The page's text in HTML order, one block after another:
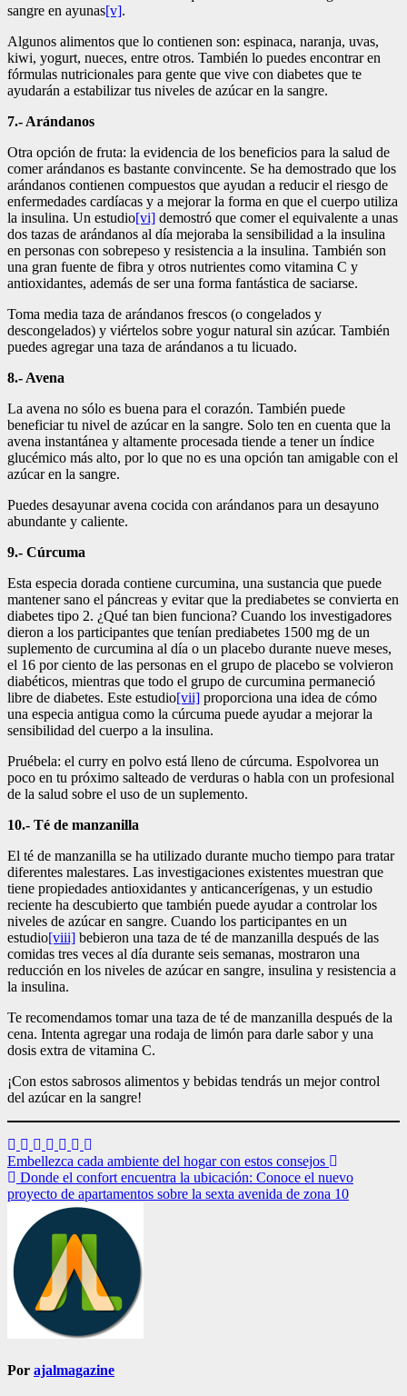
sangre en ayunas[v].
Algunos alimentos que lo contienen son: espinaca, naranja, uvas,
kiwi, yogurt, nueces, entre otros. También lo puedes encontrar en
fórmulas nutricionales para gente que vive con diabetes que te
ayudarán a estabilizar tus niveles de azúcar en la sangre.
7.- Arándanos
Otra opción de fruta: la evidencia de los beneficios para la salud de
comer arándanos es bastante convincente. Se ha demostrado que los
arándanos contienen compuestos que ayudan a reducir el riesgo de
enfermedades cardíacas y a mejorar la forma en que el cuerpo utiliza
la insulina. Un estudio[vi] demostró que comer el equivalente a unas
dos tazas de arándanos al día mejoraba la sensibilidad a la insulina
en personas con sobrepeso y resistencia a la insulina. También son
una gran fuente de fibra y otros nutrientes como vitamina C y
antioxidantes, además de ser una forma fantástica de saciarse.
Toma media taza de arándanos frescos (o congelados y
descongelados) y viértelos sobre yogur natural sin azúcar. También
puedes agregar una taza de arándanos a tu licuado.
8.- Avena
La avena no sólo es buena para el corazón. También puede
beneficiar tu nivel de azúcar en la sangre. Solo ten en cuenta que la
avena instantánea y altamente procesada tiende a tener un índice
glucémico más alto, por lo que no es una opción tan amigable con el
azúcar en la sangre.
Puedes desayunar avena cocida con arándanos para un desayuno
abundante y caliente.
9.- Cúrcuma
Esta especia dorada contiene curcumina, una sustancia que puede
mantener sano el páncreas y evitar que la prediabetes se convierta en
diabetes tipo 2. ¿Qué tan bien funciona? Cuando los investigadores
dieron a los participantes que tenían prediabetes 1500 mg de un
suplemento de curcumina al día o un placebo durante nueve meses,
el 16 por ciento de las personas en el grupo de placebo se volvieron
diabéticos, mientras que todo el grupo de curcumina permaneció
libre de diabetes. Este estudio[vii] proporciona una idea de cómo
una especia antigua como la cúrcuma puede ayudar a mejorar la
sensibilidad del cuerpo a la insulina.
Pruébela: el curry en polvo está lleno de cúrcuma. Espolvorea un
poco en tu próximo salteado de verduras o habla con un profesional
de la salud sobre el uso de un suplemento.
10.- Té de manzanilla
El té de manzanilla se ha utilizado durante mucho tiempo para tratar
diferentes malestares. Las investigaciones existentes muestran que
tiene propiedades antioxidantes y anticancerígenas, y un estudio
reciente ha descubierto que también puede ayudar a controlar los
niveles de azúcar en sangre. Cuando los participantes en un
estudio[viii] bebieron una taza de té de manzanilla después de las
comidas tres veces al día durante seis semanas, mostraron una
reducción en los niveles de azúcar en sangre, insulina y resistencia a
la insulina.
Te recomendamos tomar una taza de té de manzanilla después de la
cena. Intenta agregar una rodaja de limón para darle sabor y una
dosis extra de vitamina C.
¡Con estos sabrosos alimentos y bebidas tendrás un mejor control
del azúcar en la sangre!
Navegación
de
entradas
Embellezca cada ambiente del hogar con estos consejos
Donde el confort encuentra la ubicación: Conoce el nuevo
proyecto de apartamentos sobre la sexta avenida de zona 10
Por ajalmagazine